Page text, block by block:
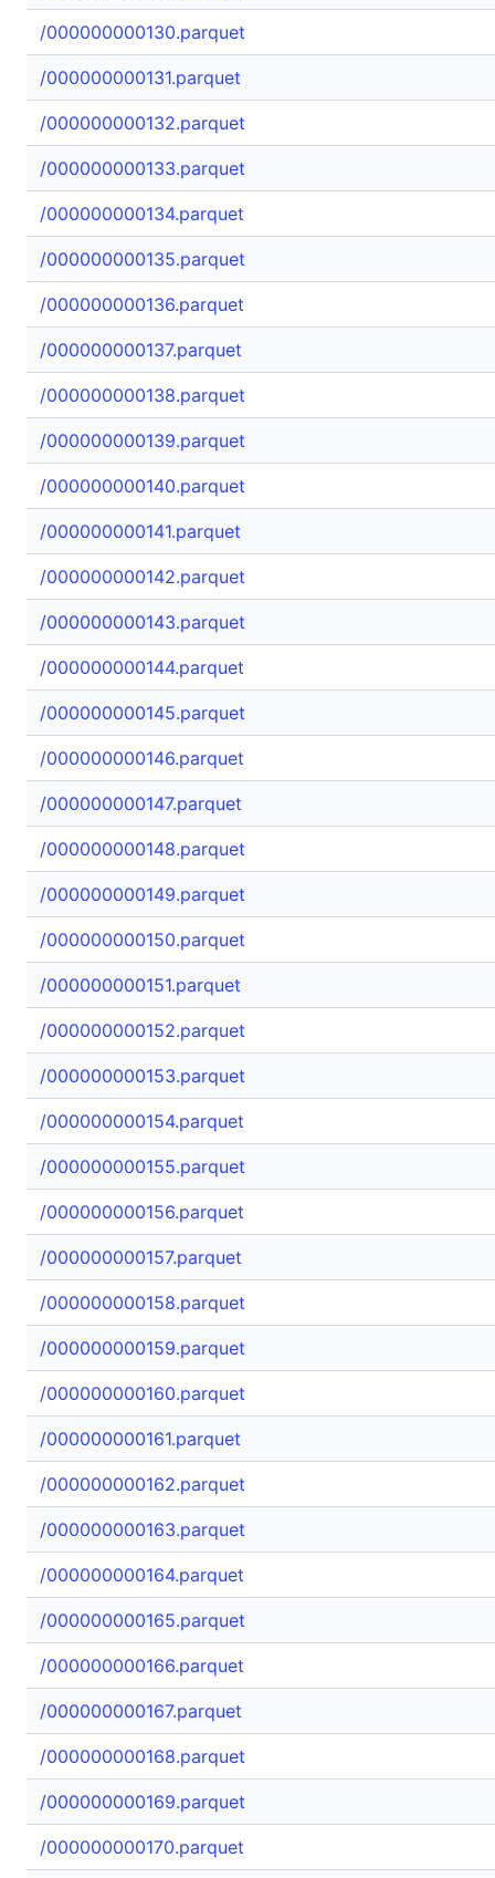
/000000000130.parquet
/000000000131.parquet
/000000000132.parquet
/000000000133.parquet
/000000000134.parquet
/000000000135.parquet
/000000000136.parquet
/000000000137.parquet
/000000000138.parquet
/000000000139.parquet
/000000000140.parquet
/000000000141.parquet
/000000000142.parquet
/000000000143.parquet
/000000000144.parquet
/000000000145.parquet
/000000000146.parquet
/000000000147.parquet
/000000000148.parquet
/000000000149.parquet
/000000000150.parquet
/000000000151.parquet
/000000000152.parquet
/000000000153.parquet
/000000000154.parquet
/000000000155.parquet
/000000000156.parquet
/000000000157.parquet
/000000000158.parquet
/000000000159.parquet
/000000000160.parquet
/000000000161.parquet
/000000000162.parquet
/000000000163.parquet
/000000000164.parquet
/000000000165.parquet
/000000000166.parquet
/000000000167.parquet
/000000000168.parquet
/000000000169.parquet
/000000000170.parquet